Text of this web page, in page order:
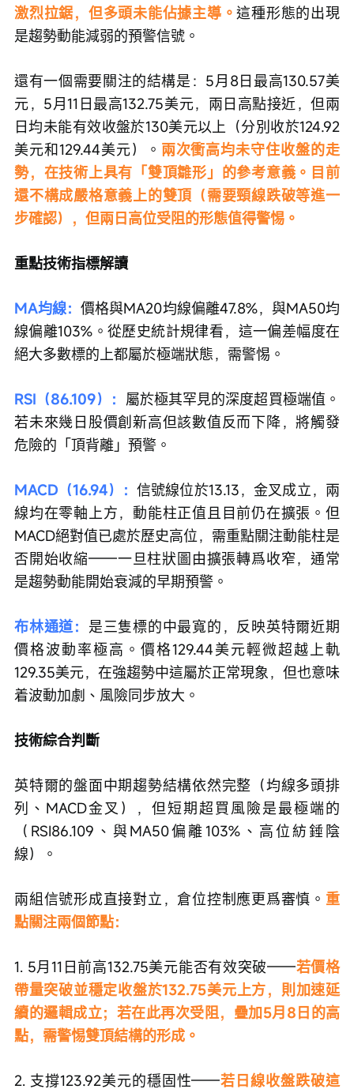
激烈拉鋸，但多頭未能佔據主導。這種形態的出現
是趨勢動能減弱的預警信號。
還有一個需要關注的結構是：5月8日最高130.57美
元，5月11日最高132.75美元，兩日高點接近，但兩
日均未能有效收盤於130美元以上（分別收於124.92
美元和129.44美元）。 兩次衝高均未守住收盤的走
勢，在技術上具有「雙頂雛形」的參考意義。目前
還不構成嚴格意義上的雙頂（需要頸線跌破等進一
步確認），但兩日高位受阻的形態值得警惕。
重點技術指標解讀
MA均線：價格與MA20均線偏離47.8%，與MA50均
線偏離103%。從歷史統計規律看，這一偏差幅度在
絕大多數標的上都屬於極端狀態，需警惕。
RSI（86.109）： 屬於極其罕見的深度超買極端值。
若未來幾日股價創新高但該數值反而下降，將觸發
危險的「頂背離」預警。
MACD（16.94）： 信號線位於13.13，金叉成立，兩
線均在零軸上方，動能柱正值且目前仍在擴張。但
MACD絕對值已處於歷史高位，需重點關注動能柱是
否開始收縮——一旦柱狀圖由擴張轉爲收窄，通常
是趨勢動能開始衰減的早期預警。
布林通道： 是三隻標的中最寬的，反映英特爾近期
價格波動率極高。價格129.44美元輕微超越上軌
129.35美元，在強趨勢中這屬於正常現象，但也意味
着波動加劇、風險同步放大。
技術綜合判斷
英特爾的盤面中期趨勢結構依然完整（均線多頭排
列、MACD金叉），但短期超買風險是最極端的
（RSI86.109、與MA50偏離103%、高位紡錘陰
線）。
兩組信號形成直接對立，倉位控制應更爲審慎。 重
點關注兩個節點：
1. 5月11日前高132.75美元能否有效突破——若價格
帶量突破並穩定收盤於132.75美元上方，則加速延
續的邏輯成立；若在此再次受阻，疊加5月8日的高
點，需警惕雙頂結構的形成。
2. 支撐123.92美元的穩固性——若日線收盤跌破這